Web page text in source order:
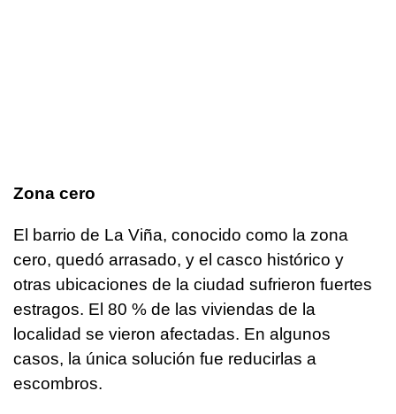
Zona cero
El barrio de La Viña, conocido como la zona
cero, quedó arrasado, y el casco histórico y
otras ubicaciones de la ciudad sufrieron fuertes
estragos. El 80 % de las viviendas de la
localidad se vieron afectadas. En algunos
casos, la única solución fue reducirlas a
escombros.